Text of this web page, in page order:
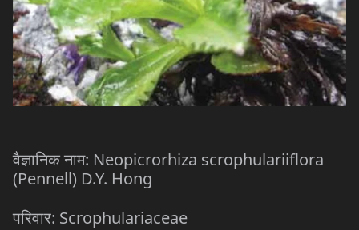
वैज्ञानिक नाम: Neopicrorhiza scrophulariiflora
(Pennell) D.Y. Hong
परिवार: Scrophulariaceae